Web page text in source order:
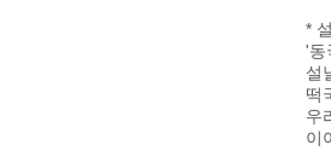
*
'동
설
떡
우
이